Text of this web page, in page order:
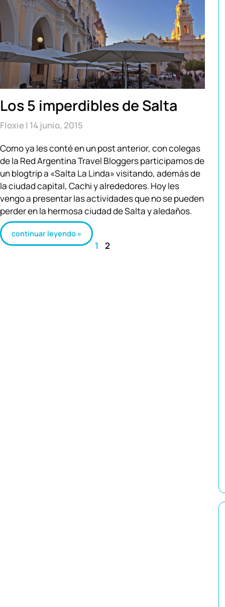
Los 5 imperdibles de Salta
Floxie 14 junio, 2015
Como ya les conté en un post anterior, con colegas
de la Red Argentina Travel Bloggers participamos de
un blogtrip a «Salta La Linda» visitando, además de
la ciudad capital, Cachi y alrededores. Hoy les
vengo a presentar las actividades que no se pueden
perder en la hermosa ciudad de Salta y aledaños.
continuar leyendo »
1 2